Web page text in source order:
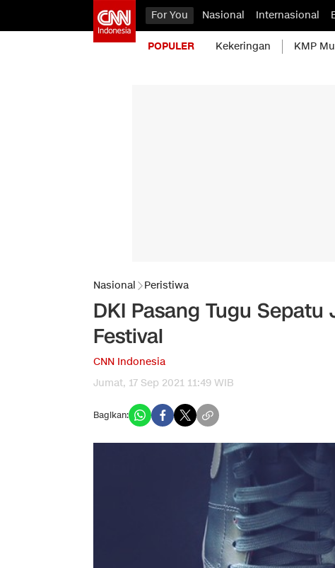
For You Nasional Internasional
POPULER Kekeringan KMP
Nasional Peristiwa
DKI Pasang Tugu
Festival
CNN Indonesia
Jumat, 17 Sep 2021 11:49 WIB
Bagikan: